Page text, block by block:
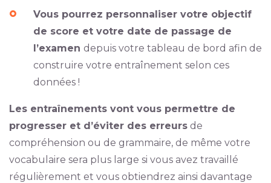
Vous pourrez personnaliser votre objectif
de score et votre date de passage de
l’examen depuis votre tableau de bord afin de
construire votre entraînement selon ces
données !
Les entraînements vont vous permettre de
progresser et d’éviter des erreurs de
compréhension ou de grammaire, de même votre
vocabulaire sera plus large si vous avez travaillé
régulièrement et vous obtiendrez ainsi davantage